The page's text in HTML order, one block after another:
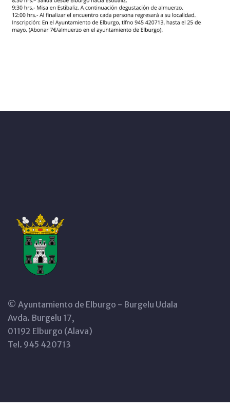
© Ayuntamiento de Elburgo - Burgelu Udala
Avda. Burgelu 17,
01192 Elburgo (Alava)
Tel. 945 420713